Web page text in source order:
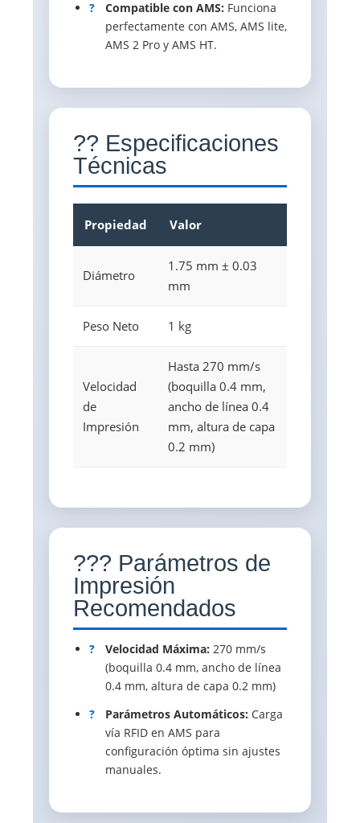
? Compatible con AMS: Funciona
perfectamente con AMS, AMS lite,
AMS 2 Pro y AMS HT.
?? Especificaciones
Técnicas
Propiedad Valor
Diámetro
1.75 mm ± 0.03
mm
Peso Neto 1 kg
Velocidad
de
Impresión
Hasta 270 mm/s
(boquilla 0.4 mm,
ancho de línea 0.4
mm, altura de capa
0.2 mm)
??? Parámetros de
Impresión
Recomendados
? Velocidad Máxima: 270 mm/s
(boquilla 0.4 mm, ancho de línea
0.4 mm, altura de capa 0.2 mm)
?
Parámetros Automáticos: Carga
vía RFID en AMS para
configuración óptima sin ajustes
manuales.